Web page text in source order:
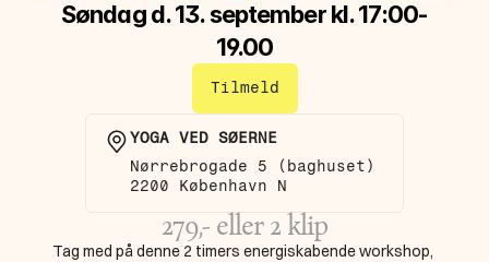
Søndag d. 13. september kl. 17:00-
19.00
Tilmeld
YOGA VED SØERNE
Nørrebrogade 5 (baghuset)
2200 København N
279,- eller 2 klip
Tag med på denne 2 timers energiskabende workshop,